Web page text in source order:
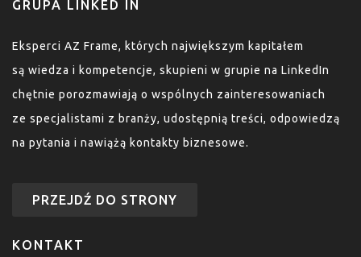
GRUPA LINKED IN
Eksperci AZ Frame, których największym kapitałem
są wiedza i kompetencje, skupieni w grupie na LinkedIn
chętnie porozmawiają o wspólnych zainteresowaniach
ze specjalistami z branży, udostępnią treści, odpowiedzą
na pytania i nawiążą kontakty biznesowe.
PRZEJDŹ DO STRONY
KONTAKT